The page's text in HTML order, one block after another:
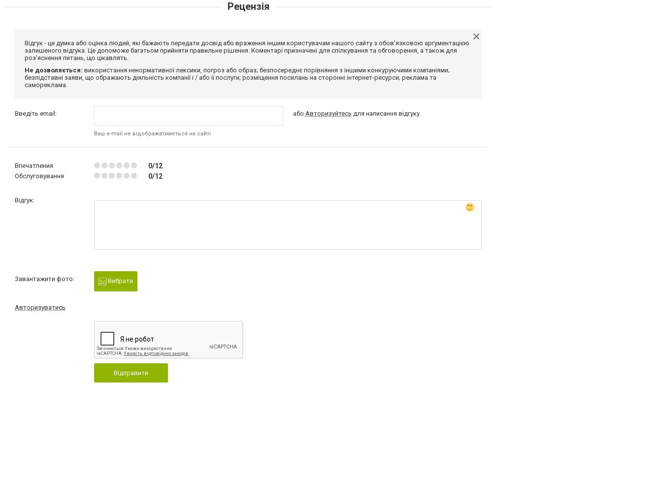
Рецензія
Відгук - це думка або оцінка людей, які бажають передати досвід або враження іншим користувачам нашого сайту з обов'язковою аргументацією
залишеного відгука. Це допоможе багатьом прийняти правильне рішення. Коментарі призначені для спілкування та обговорення, а також для
роз'яснення питань, що цікавлять.
Не дозволяється: використання ненормативної лексики, погроз або образ; безпосереднє порівняння з іншими конкуруючими компаніями;
безпідставні заяви, що ображають діяльність компанії і / або її послуги; розміщення посилань на сторонні інтернет-ресурси; реклама та
самореклама.
Введіть email:
Ваш e-mail не відображатиметься на сайті
або Авторизуйтесь для написання відгуку
Впечатления 0/12
Обслуговування 0/12
Відгук:
Завантажити фото: Вибрати
Авторизуватись
Відправити